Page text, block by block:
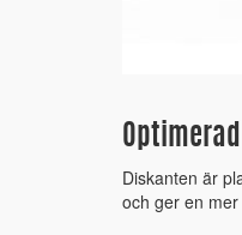
Diskanten är
och ger en